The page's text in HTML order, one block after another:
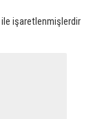
ile işaretlenmişlerdir